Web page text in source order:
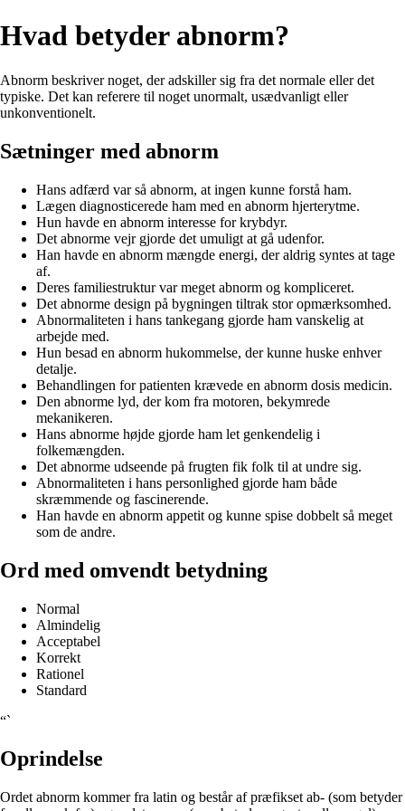
Hvad betyder abnorm?
Abnorm beskriver noget, der adskiller sig fra det normale eller det
typiske. Det kan referere til noget unormalt, usædvanligt eller
unkonventionelt.
Sætninger med abnorm
Hans adfærd var så abnorm, at ingen kunne forstå ham.
Lægen diagnosticerede ham med en abnorm hjerterytme.
Hun havde en abnorm interesse for krybdyr.
Det abnorme vejr gjorde det umuligt at gå udenfor.
Han havde en abnorm mængde energi, der aldrig syntes at tage
af.
Deres familiestruktur var meget abnorm og kompliceret.
Det abnorme design på bygningen tiltrak stor opmærksomhed.
Abnormaliteten i hans tankegang gjorde ham vanskelig at
arbejde med.
Hun besad en abnorm hukommelse, der kunne huske enhver
detalje.
Behandlingen for patienten krævede en abnorm dosis medicin.
Den abnorme lyd, der kom fra motoren, bekymrede
mekanikeren.
Hans abnorme højde gjorde ham let genkendelig i
folkemængden.
Det abnorme udseende på frugten fik folk til at undre sig.
Abnormaliteten i hans personlighed gjorde ham både
skræmmende og fascinerende.
Han havde en abnorm appetit og kunne spise dobbelt så meget
som de andre.
Ord med omvendt betydning
Normal
Almindelig
Acceptabel
Korrekt
Rationel
Standard
“`
Oprindelse
Ordet abnorm kommer fra latin og består af præfikset ab- (som betyder